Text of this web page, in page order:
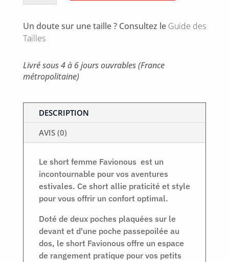
Un doute sur une taille ? Consultez le Guide des
Tailles
Livré sous 4 à 6 jours ouvrables (France
métropolitaine)
DESCRIPTION
AVIS (0)
Le short femme Favionous est un
incontournable pour vos aventures
estivales. Ce short allie praticité et style
pour vous offrir un confort optimal.
Doté de deux poches plaquées sur le
devant et d'une poche passepoilée au
dos, le short Favionous offre un espace
de rangement pratique pour vos petits